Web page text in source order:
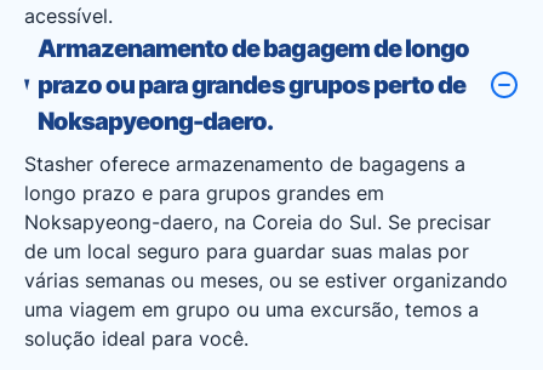
acessível.
Armazenamento de bagagem de longo
prazo ou para grandes grupos perto de
Noksapyeong-daero.
Stasher oferece armazenamento de bagagens a
longo prazo e para grupos grandes em
Noksapyeong-daero, na Coreia do Sul. Se precisar
de um local seguro para guardar suas malas por
várias semanas ou meses, ou se estiver organizando
uma viagem em grupo ou uma excursão, temos a
solução ideal para você.